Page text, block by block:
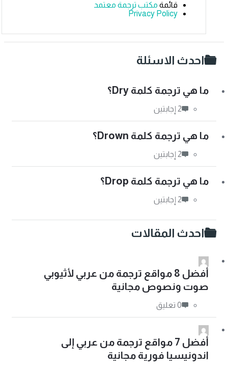
قائمةمكتب ترجمة معتمد
Privacy Policy
احدث الاسئلة
ما هي ترجمة كلمة Dry؟
‫2 إجابتين
ما هي ترجمة كلمة Drown؟
‫2 إجابتين
ما هي ترجمة كلمة Drop؟
‫2 إجابتين
احدث المقالات
أفضل 8 مواقع ترجمة من عربي لأثيوبي
صوت ونصوص مجانية
‫0 تعليق
أفضل 7 مواقع ترجمة من عربي إلى
اندونيسيا فورية مجانية